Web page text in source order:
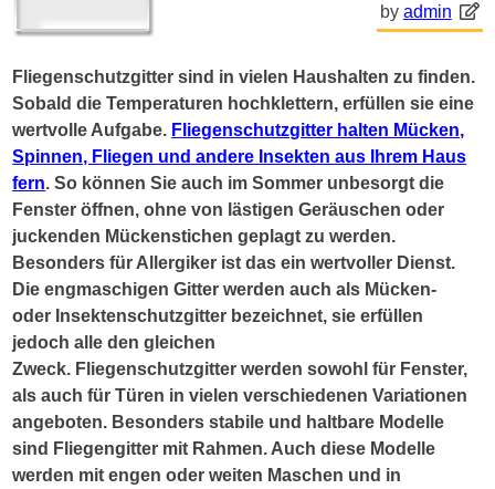
by admin
Fliegenschutzgitter sind in vielen Haushalten zu finden.
Sobald die Temperaturen hochklettern, erfüllen sie eine
wertvolle Aufgabe. Fliegenschutzgitter halten Mücken,
Spinnen, Fliegen und andere Insekten aus Ihrem Haus
fern. So können Sie auch im Sommer unbesorgt die
Fenster öffnen, ohne von lästigen Geräuschen oder
juckenden Mückenstichen geplagt zu werden.
Besonders für Allergiker ist das ein wertvoller Dienst.
Die engmaschigen Gitter werden auch als Mücken-
oder Insektenschutzgitter bezeichnet, sie erfüllen
jedoch alle den gleichen
Zweck. Fliegenschutzgitter werden sowohl für Fenster,
als auch für Türen in vielen verschiedenen Variationen
angeboten. Besonders stabile und haltbare Modelle
sind Fliegengitter mit Rahmen. Auch diese Modelle
werden mit engen oder weiten Maschen und in